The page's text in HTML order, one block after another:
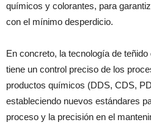
químicos y colorantes, para
con el mínimo desperdicio.
En concreto, la tecnología de
tiene un control preciso de los
productos químicos (DDS, CDS,
estableciendo nuevos estándares
proceso y la precisión en el